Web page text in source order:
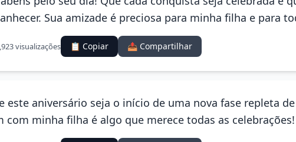
Sua amizade é preciosa para minha filha e para
visualizações 📋 Copiar 📤 Compartilhar
este aniversário seja o início de uma nova fase repleta
com minha filha é algo que merece todas as celebrações!